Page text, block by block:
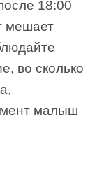
18:00
мешает
во сколько
малыш